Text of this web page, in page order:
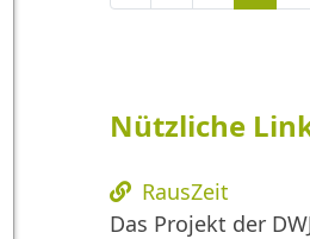
Nützliche
RausZeit
Das Projekt der